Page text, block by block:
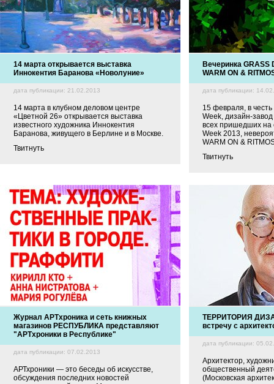
14 марта открывается выставка
Иннокентия Баранова «Новолуние»
дата публикации: 21.02.2013
14 марта в клубном деловом центре
«Цветной 26» открывается выставка
известного художника Иннокентия
Баранова, живущего в Берлине и в Москве.
Твитнуть
Вечеринка GRASS
WARM ON &
дата публикации:
15 февраля, в
Week, дизайн-
всех пришедших на
Week 2013,
WARM ON &
Твитнуть
Журнал АРТхроника и сеть книжных
магазинов РЕСПУБЛИКА представляют
"АРТхроники в Республике"
дата публикации: 07.02.2013
АРТхроники — это беседы об искусстве,
обсуждения последних новостей
ТЕРРИТОРИЯ
встречу с
дата публикации:
Архитектор,
общественный
(Московская